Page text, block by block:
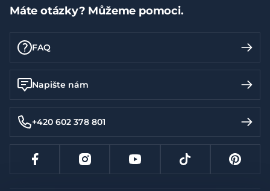
Máte otázky? Můžeme pomoci.
FAQ
Napište nám
+420 602 378 801